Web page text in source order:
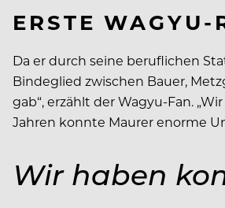
ERSTE
Da er durch seine beruflichen
Bindeglied zwischen Bauer,
gab“, erzählt der Wagyu-Fan.
Jahren konnte Maurer enorme
Wir haben